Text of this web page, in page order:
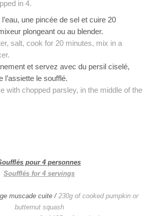
in 4.
une pincée de sel et cuire 20
plongeant ou au blender.
salt, cook for 20 minutes, mix in a
et servez avec du persil ciselé,
l’assiette le soufflé.
with chopped parsley, in the middle of the
pour 4 personnes
Soufflés for 4 servings
muscade cuite /230g of cooked pumpkin or
butternut squash